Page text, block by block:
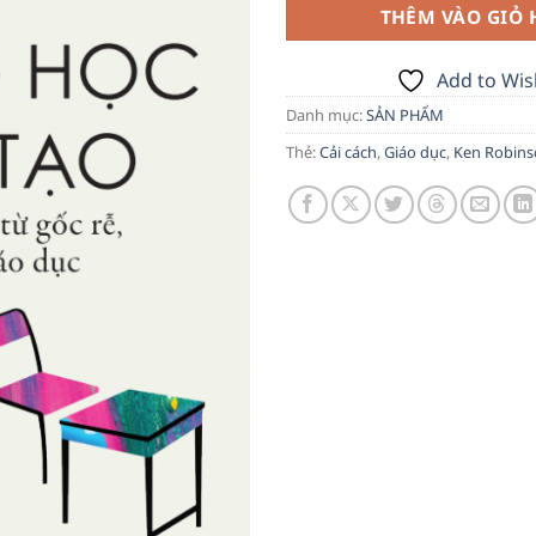
THÊM VÀO GIỎ
Add to
Danh mục:SẢN PHẨM
Thẻ:Cải cách,Giáo dục, Ken